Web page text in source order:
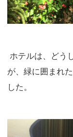
ホテルは、どう
が、緑に囲まれ
した。